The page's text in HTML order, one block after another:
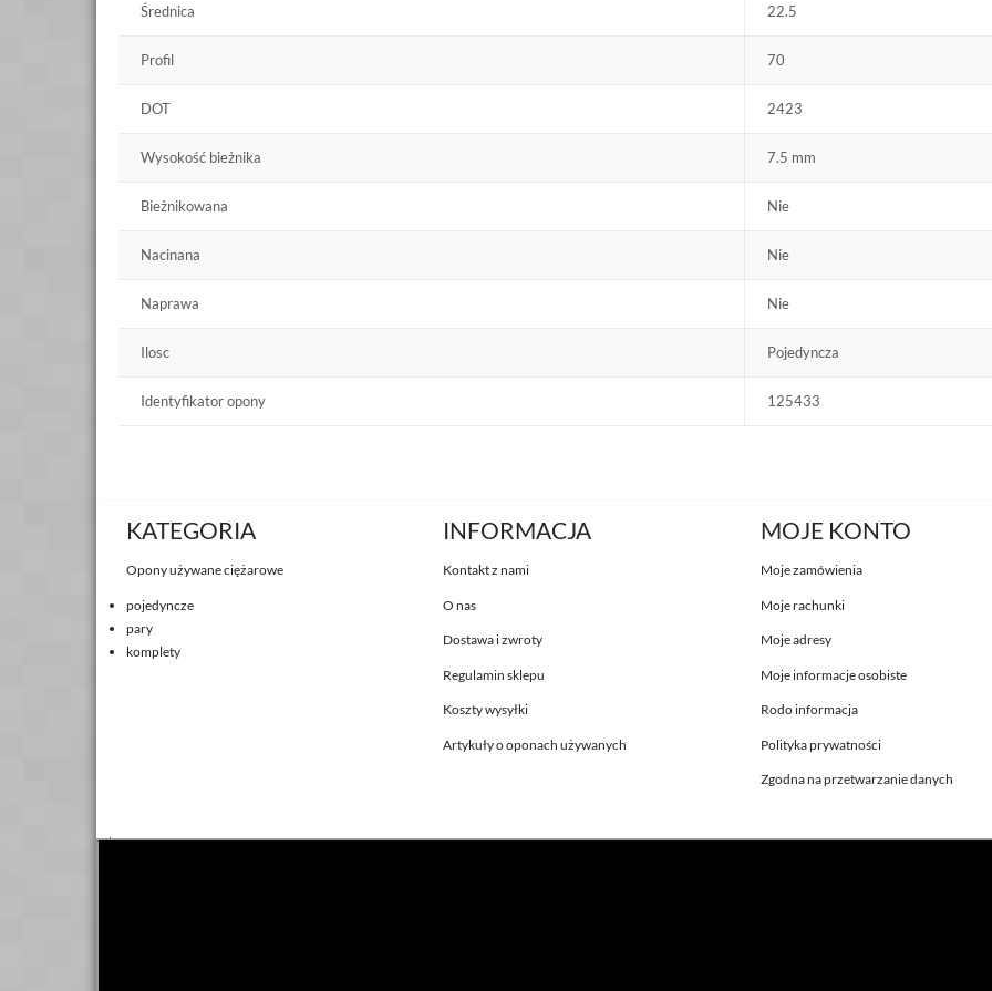
Średnica 22.5
Profil 70
DOT 2423
Wysokość bieżnika 7.5 mm
Bieżnikowana Nie
Nacinana Nie
Naprawa Nie
Ilosc Pojedyncza
Identyfikator opony 125433
KATEGORIA
Opony używane ciężarowe
pojedyncze
pary
komplety
INFORMACJA
Kontakt z nami
O nas
Dostawa i zwroty
Regulamin sklepu
Koszty wysyłki
Artykuły o oponach używanych
MOJE KONTO
Moje zamówienia
Moje rachunki
Moje adresy
Moje informacje osobiste
Rodo informacja
Polityka prywatności
Zgodna na przetwarzanie danych